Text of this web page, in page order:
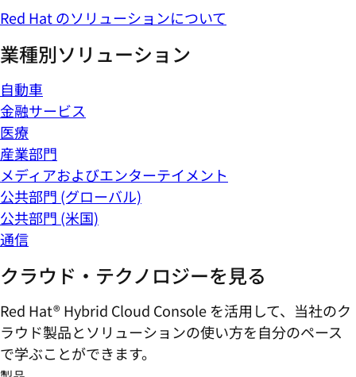
Red Hat のソリューションについて
業種別ソリューション
自動車
金融サービス
医療
産業部門
メディアおよびエンターテイメント
公共部門 (グローバル)
公共部門 (米国)
通信
クラウド・テクノロジーを見る
Red Hat® Hybrid Cloud Console を活用して、当社のク
ラウド製品とソリューションの使い方を自分のペース
で学ぶことができます。